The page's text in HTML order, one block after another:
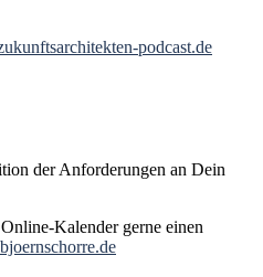
podcast.de
der Anforderungen an Dein
Kalender gerne einen